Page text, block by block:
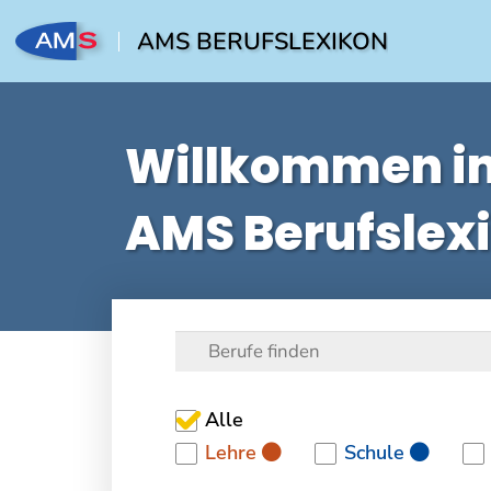
AMS BERUFSLEXIKON
Willkommen
AMS
Alle
Lehre
Schule